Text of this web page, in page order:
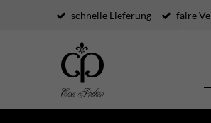
schnelle Lieferung faire